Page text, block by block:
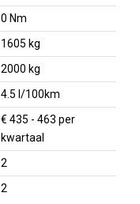
0 Nm
1605 kg
2000 kg
4.5 l/100km
€ 435 - 463 per
kwartaal
2
2